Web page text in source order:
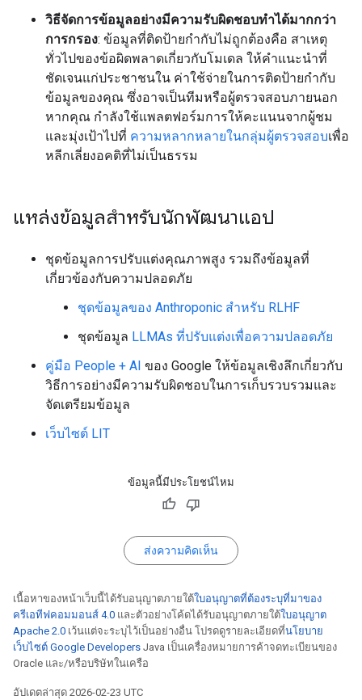
วิธีจัดการข้อมูลอย่างมีความรับผิดชอบทำได้มากกว่า
การกรอง: ข้อมูลที่ติดป้ายกำกับไม่ถูกต้องคือ สาเหตุ
ทั่วไปของข้อผิดพลาดเกี่ยวกับโมเดล ให้คำแนะนำที่
ชัดเจนแก่ประชาชนใน ค่าใช้จ่ายในการติดป้ายกำกับ
ข้อมูลของคุณ ซึ่งอาจเป็นทีมหรือผู้ตรวจสอบภายนอก
หากคุณ กำลังใช้แพลตฟอร์มการให้คะแนนจากผู้ชม
และมุ่งเป้าไปที่ ความหลากหลายในกลุ่มผู้ตรวจสอบเพื่อ
หลีกเลี่ยงอคติที่ไม่เป็นธรรม
แหล่งข้อมูลสำหรับนักพัฒนาแอป
ชุดข้อมูลการปรับแต่งคุณภาพสูง รวมถึงข้อมูลที่
เกี่ยวข้องกับความปลอดภัย
ชุดข้อมูลของ Anthroponic สำหรับ RLHF
ชุดข้อมูล LLMAs ที่ปรับแต่งเพื่อความปลอดภัย
คู่มือ People + AI ของ Google ให้ข้อมูลเชิงลึกเกี่ยวกับ
วิธีการอย่างมีความรับผิดชอบในการเก็บรวบรวมและ
จัดเตรียมข้อมูล
เว็บไซต์ LIT
ข้อมูลนี้มีประโยชน์ไหม
ส่งความคิดเห็น
เนื้อหาของหน้าเว็บนี้ได้รับอนุญาตภายใต้ใบอนุญาตที่ต้องระบุที่มาของ
ครีเอทีฟคอมมอนส์ 4.0 และตัวอย่างโค้ดได้รับอนุญาตภายใต้ใบอนุญาต
Apache 2.0 เว้นแต่จะระบุไว้เป็นอย่างอื่น โปรดดูรายละเอียดที่นโยบาย
เว็บไซต์ Google Developers Java เป็นเครื่องหมายการค้าจดทะเบียนของ
Oracle และ/หรือบริษัทในเครือ
อัปเดตล่าสุด 2026-02-23 UTC